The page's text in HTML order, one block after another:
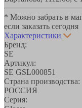
* Можно забрать в
если заказать сегодня
Характеристики
Бренд:
SE
Артикул:
SE GSL000851
Страна производства:
РОССИЯ
Серия: